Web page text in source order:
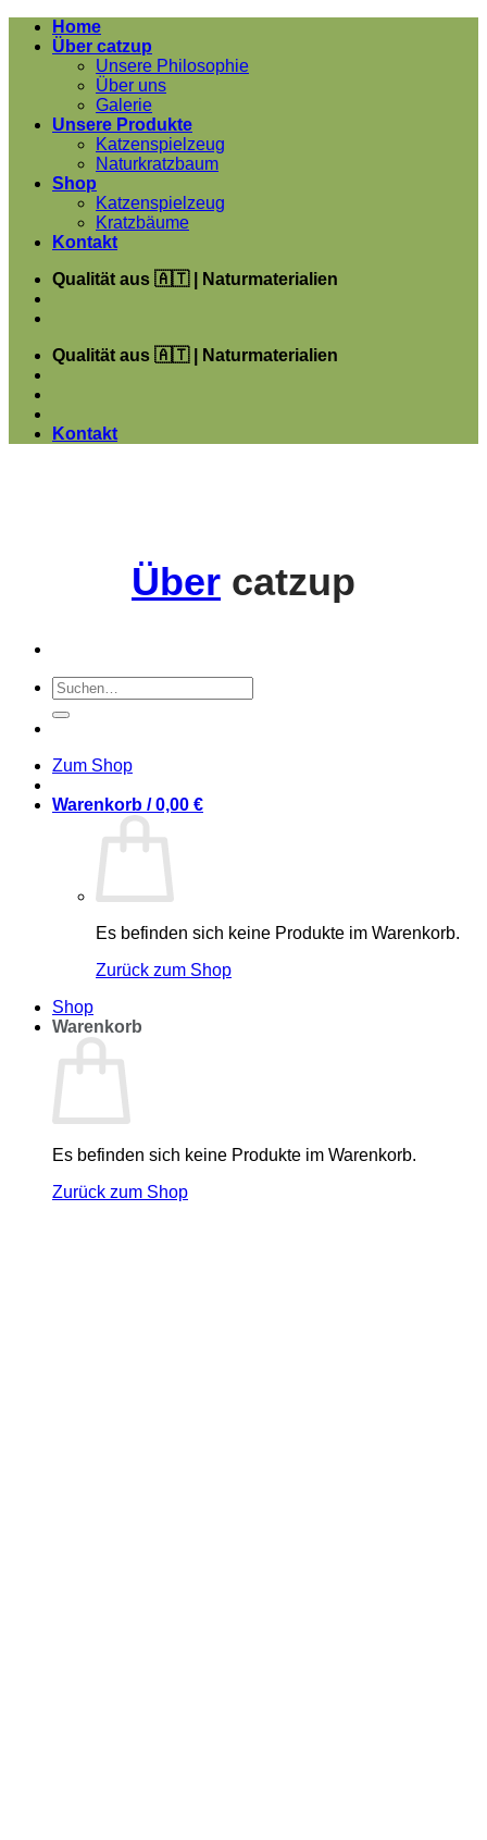
Zum
Inhalt
Home
Über catzup
Unsere Philosophie
Über uns
Galerie
Unsere Produkte
Katzenspielzeug
Naturkratzbaum
Shop
Katzenspielzeug
Kratzbäume
Kontakt
Qualität aus 🇦🇹 | Naturmaterialien
Qualität aus 🇦🇹 | Naturmaterialien
Kontakt
Suchen
nach:
Zum Shop
Warenkorb /0,00 €
Es befinden sich keine Produkte im Warenkorb.
Zurück zum Shop
Shop
Warenkorb
Es befinden sich keine Produkte im Warenkorb.
Zurück zum Shop
Über catzup